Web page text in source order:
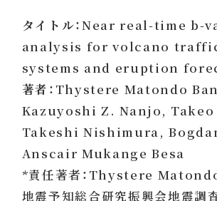
タイトル：Near real-time b-
analysis for volcano
systems and eruption
著者： Thystere Matondo
Kazuyoshi Z. Nanjo,
Takeshi Nishimura,
Anscair Mukange Besa
*責任著者：Thystere
地震予知総合研究振興会地震調